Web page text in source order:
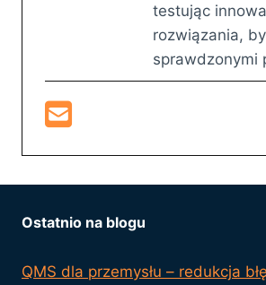
testując
rozwiązania,
sprawdzonymi
Ostatnio na blogu
QMS dla przemysłu – redukcja